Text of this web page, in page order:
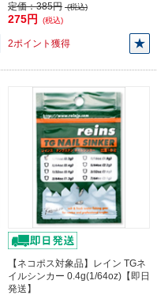
定価：385円 (税込)
275円 (税込)
2ポイント獲得
【ネコポス対象品】レイン TGネ
イルシンカー 0.4g(1/64oz)【即日
発送】